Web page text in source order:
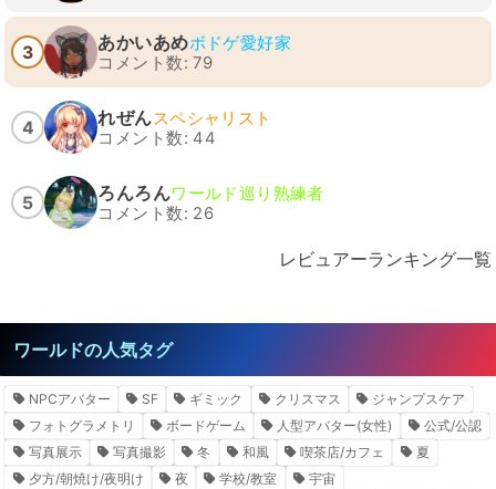
3 あかいあめボドゲ愛好家
コメント数: 79
4 れぜんスペシャリスト
コメント数: 44
5 ろんろんワールド巡り熟練者
コメント数: 26
レビュアーランキング一覧
ワールドの人気タグ
NPCアバター SF ギミック クリスマス
ジャンプスケア
フォトグラメトリ
ボードゲーム 人型アバター(女性)
公式/公認
写真展示
写真撮影 冬 和風 喫茶店/カフェ
夏
夕方/朝焼け/夜明け
夜 学校/教室
宇宙